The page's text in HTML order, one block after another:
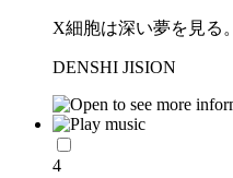
X細胞は深い夢を見る。
DENSHI JISION
4